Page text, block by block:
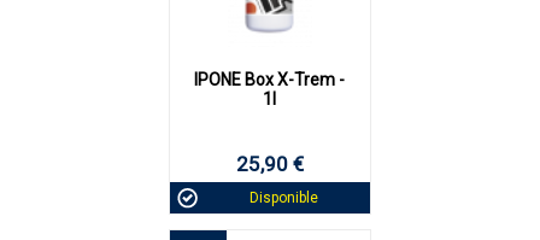
IPONE Box X-Trem -
1l
25,90 €
Disponible